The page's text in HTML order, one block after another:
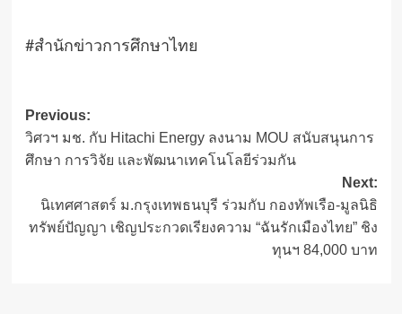
#สำนักข่าวการศึกษาไทย
Post
navigation
Previous:
วิศวฯ มช. กับ Hitachi Energy ลงนาม MOU สนับสนุนการ
ศึกษา การวิจัย และพัฒนาเทคโนโลยีร่วมกัน
Next:
นิเทศศาสตร์ ม.กรุงเทพธนบุรี ร่วมกับ กองทัพเรือ-มูลนิธิ
ทรัพย์ปัญญา เชิญประกวดเรียงความ “ฉันรักเมืองไทย” ชิง
ทุนฯ 84,000 บาท